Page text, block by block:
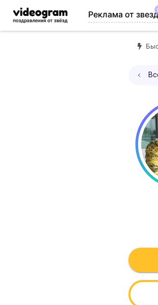
Реклама от